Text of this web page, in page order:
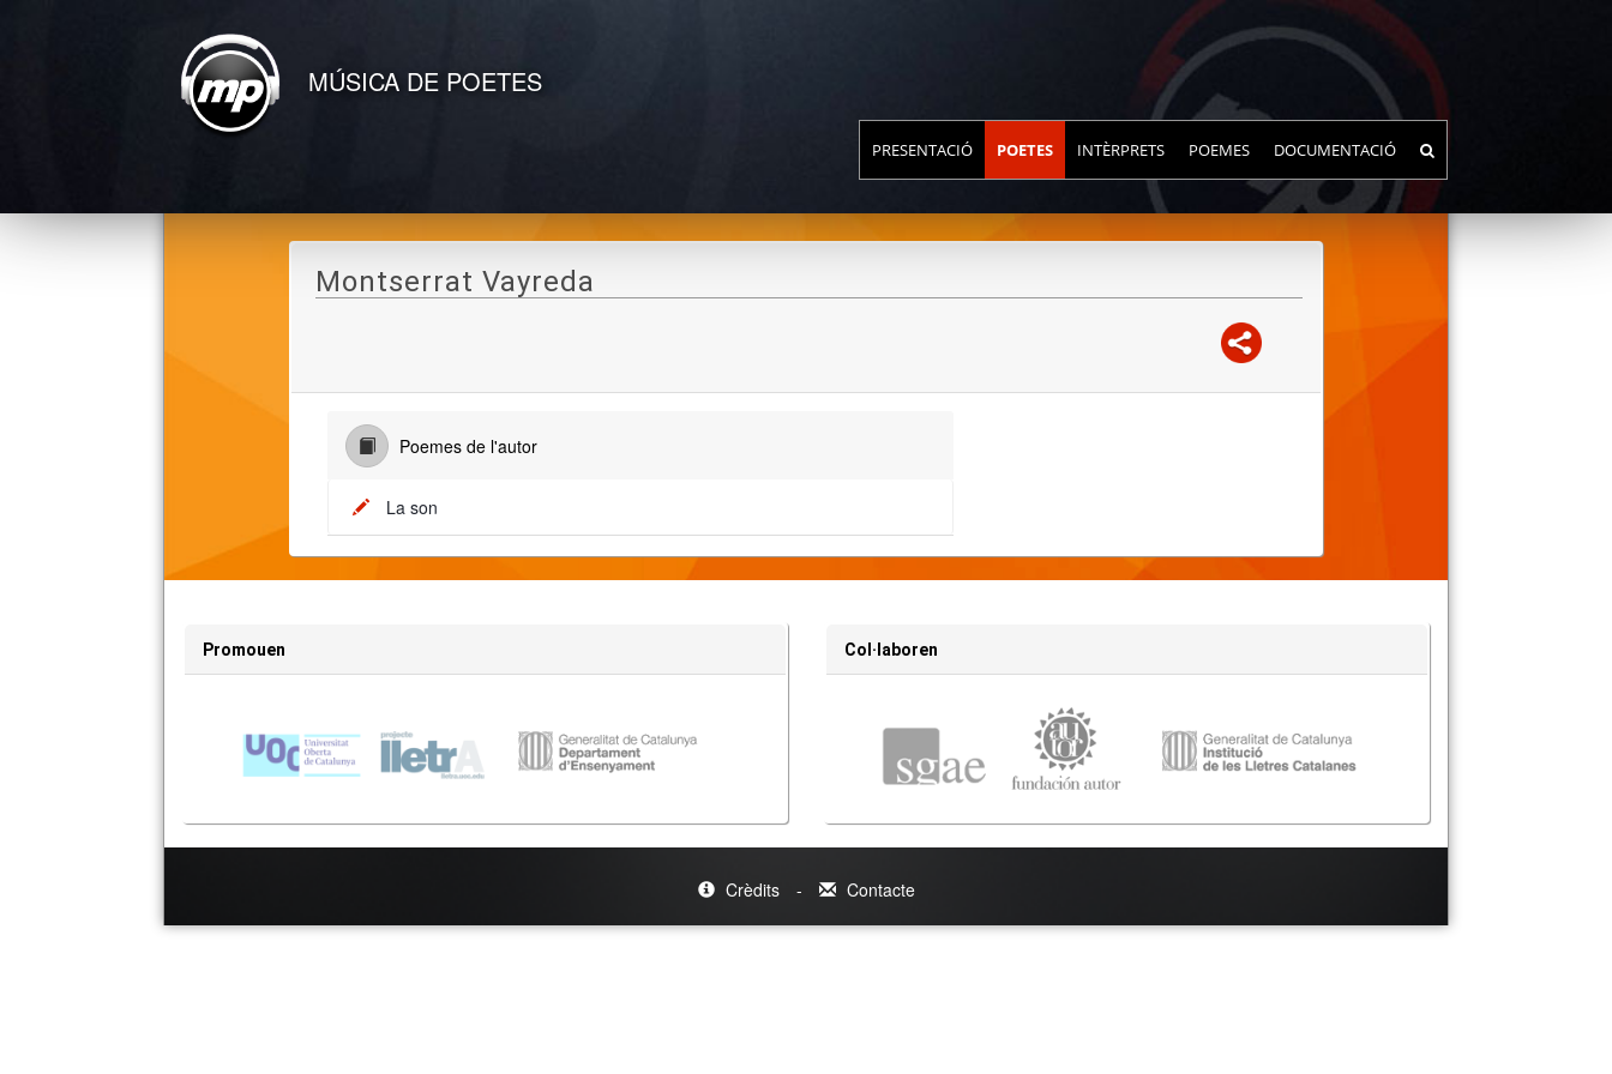
MÚSICA DE POETES
PRESENTACIÓ POETES INTÈRPRETS POEMES DOCUMENTACIÓ
Montserrat Vayreda
Poemes de l'autor
La son
Promouen Col·laboren
Crèdits - Contacte